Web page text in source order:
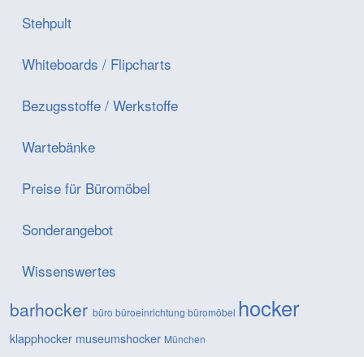
Stehpult
Whiteboards / Flipcharts
Bezugsstoffe / Werkstoffe
Wartebänke
Preise für Büromöbel
Sonderangebot
Wissenswertes
barhocker büro büroeinrichtung büromöbel hocker
klapphocker museumshocker München